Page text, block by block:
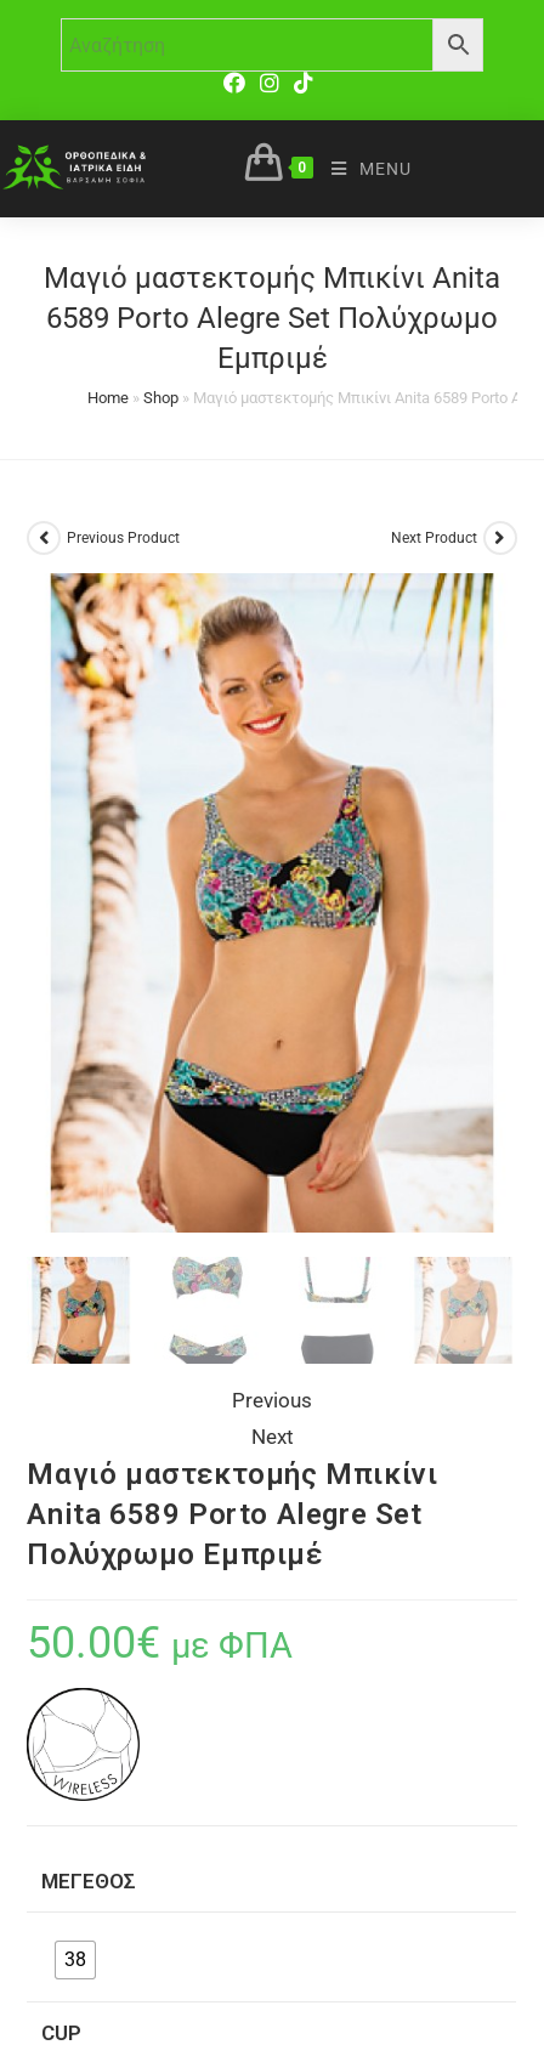
0 MENU
Μαγιό μαστεκτομής Μπικίνι Anita
6589 Porto Alegre Set Πολύχρωμο
Εμπριμέ
Home »Shop » Μαγιό μαστεκτομής Μπικίνι Anita 6589 Porto
Previous Product Next Product
Previous
Next
Μαγιό μαστεκτομής Μπικίνι
Anita 6589 Porto Alegre Set
Πολύχρωμο Εμπριμέ
50.00€ με ΦΠΑ
ΜΈΓΕΘΟΣ
38
CUP